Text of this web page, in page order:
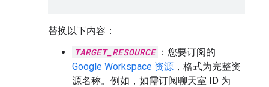
替换以下内容：
TARGET_RESOURCE ：您要订阅的
Google Workspace 资源 ，格式为完整资
源名称。例如，如需订阅聊天室 ID 为